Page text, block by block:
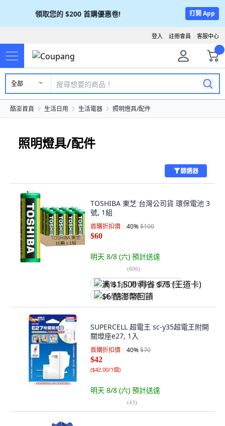
領取您的 $200 首購優惠卷! 打開 App
客服中心
註冊會員
登入
全部
酷澎首頁 生活日用 生活電器 照明燈具/配件
照明燈具/配件
篩選器
TOSHIBA 東芝 台灣公司貨 環保電池 3
號, 1組
首購折扣價 40%$100
$60
明天 8/8 (六) 預計送達
(606)
满 $1,500 再省 $75 (王道卡)
$6 酷澎幣回饋
SUPERCELL 超電王 sc-y35超電王附開
關燈座e27, 1入
首購折扣價 40%$70
$42
($42.00/1個)
明天 8/8 (六) 預計送達
(43)